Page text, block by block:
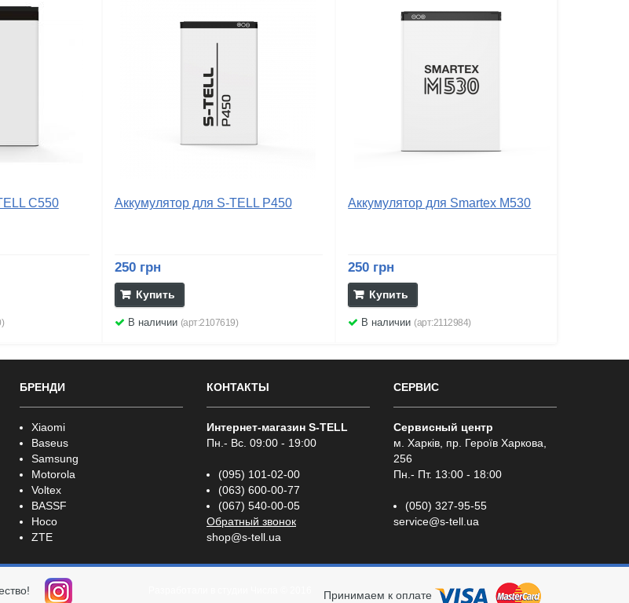
C550 Аккумулятор для S-TELL P450
250 грн
Купить
В наличии (арт:2107619)
Аккумулятор для Smartex M530
250 грн
Купить
В наличии(арт:2112984)
БРЕНДИ
Xiaomi
Baseus
Samsung
Motorola
Voltex
BASSF
Hoco
ZTE
КОНТАКТЫ
Интернет-магазин S-TELL
Пн.- Вс. 09:00 - 19:00
(095) 101-02-00
(063) 600-00-77
(067) 540-00-05
Обратный звонок
shop@s-tell.ua
СЕРВИС
Сервисный центр
м. Харків, пр. Героїв Харкова,
256
Пн.- Пт. 13:00 - 18:00
(050) 327-95-55
service@s-tell.ua
Принимаем к оплате